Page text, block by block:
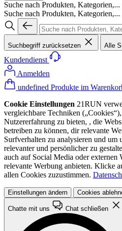
Suche nach Produkten, Kategorien,...
Suche nach Produkten, Kategorien,...
Suchbegriff zurücksetzen Alle
Kundendienst
Anmelden
undefined Produkte im
Cookie Einstellungen 21RUN
vergleichbare Techniken
Nutzererfahrung zu bieten, , die
betreiben zu können, dir relevante
Surfverhalten zu analysieren und um
relevanter und persönlicher zu
auch auf Social Media oder externen
relevante Werbung anbieten. Klicke
allen Cookies zuzustimmen.
Einstellungen ändern Cookies
Chatte mit uns Chat schließen